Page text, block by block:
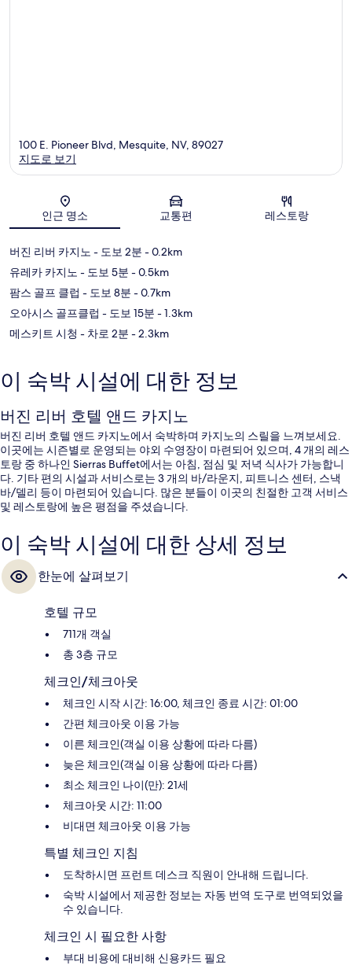
지도
100 E. Pioneer Blvd, Mesquite, NV, 89027
지도로 보기
인근 명소 교통편 레스토랑
버진 리버 카지노 - 도보 2분 - 0.2km
유레카 카지노 - 도보 5분 - 0.5km
팜스 골프 클럽 - 도보 8분 - 0.7km
오아시스 골프클럽 - 도보 15분 - 1.3km
메스키트 시청 - 차로 2분 - 2.3km
이 숙박 시설에 대한 정보
버진 리버 호텔 앤드 카지노
버진 리버 호텔 앤드 카지노에서 숙박하며 카지노의 스릴을 느껴보세요.
이곳에는 시즌별로 운영되는 야외 수영장이 마련되어 있으며, 4 개의 레스
토랑 중 하나인 Sierras Buffet에서는 아침, 점심 및 저녁 식사가 가능합니
다. 기타 편의 시설과 서비스로는 3 개의 바/라운지, 피트니스 센터, 스낵
바/델리 등이 마련되어 있습니다. 많은 분들이 이곳의 친절한 고객 서비스
및 레스토랑에 높은 평점을 주셨습니다.
이 숙박 시설에 대한 상세 정보
한눈에 살펴보기
호텔 규모
711개 객실
총 3층 규모
체크인/체크아웃
체크인 시작 시간: 16:00, 체크인 종료 시간: 01:00
간편 체크아웃 이용 가능
이른 체크인(객실 이용 상황에 따라 다름)
늦은 체크인(객실 이용 상황에 따라 다름)
최소 체크인 나이(만): 21세
체크아웃 시간: 11:00
비대면 체크아웃 이용 가능
특별 체크인 지침
도착하시면 프런트 데스크 직원이 안내해 드립니다.
숙박 시설에서 제공한 정보는 자동 번역 도구로 번역되었을
수 있습니다.
체크인 시 필요한 사항
부대 비용에 대비해 신용카드 필요